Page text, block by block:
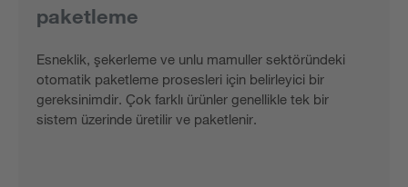
paketleme
Esneklik, şekerleme ve unlu mamuller sektöründeki
otomatik paketleme prosesleri için belirleyici bir
gereksinimdir. Çok farklı ürünler genellikle tek bir
sistem üzerinde üretilir ve paketlenir.